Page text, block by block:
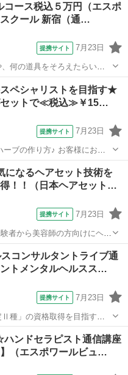
コース税込５万円（エスポ
クール 新宿（通…
提携サイト 7月23日
何の道具をそろえたらいい
ペシャリストを目指す★
セットで≪税込≫￥15…
提携サイト 7月23日
方♪ お客様にお出
ト付で♪ サロンでで
自宅学習ができる講座です。
なるヘアセット技術を
！！（日本ヘアセット…
提携サイト 7月23日
者から美容師の方向けにヘア
クールです！ 長期～短期ま
自分に合ったコースを受講
コンサルタントライブ通
トメンタルヘルスス…
提携サイト 7月23日
種」の資格取得を目指すコ
段から配慮するためのスキ
全配慮義務に則った対応を潤
か...
ンドセラピスト通信講座
】（エスポワールビュ…